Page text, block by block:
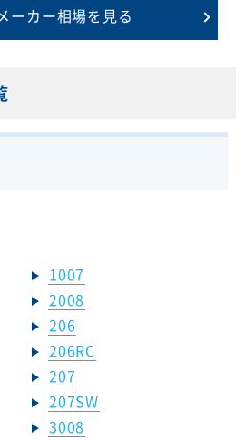
ーカー相場を見る
1007
2008
206
206RC
207
207SW
3008